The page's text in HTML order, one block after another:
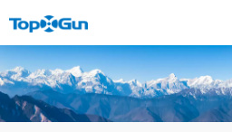
LIÊN HỆ VỚI CHÚNG
English